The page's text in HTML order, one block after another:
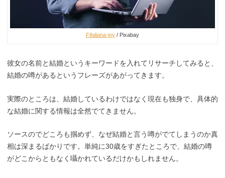
Fifaliana-joy / Pixabay
彼女の名前と結婚というキーワードを入れてリサーチしてみると、
結婚の噂があるというフレーズがあがってきます。
実際のところは、結婚しているわけではなく現在も独身で、具体的
な結婚に関する情報は全然でてきません。
ソースのでどころも掴めず、なぜ結婚と言う噂がでてしまうのか真
相は深まるばかりです。単純に30歳をすぎたところで、結婚の噂
がどこからともなく囁かれているだけかもしれません。